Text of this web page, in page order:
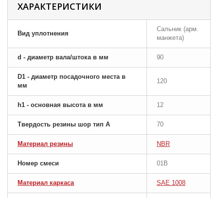
ХАРАКТЕРИСТИКИ
Вид уплотнения
Сальник (арм.
манжета)
d - диаметр вала/штока в мм 90
D1 - диаметр посадочного места в
мм
120
h1 - основная высота в мм 12
Твердость резины шор тип A 70
Материал резины NBR
Номер смеси 01B
Материал каркаса SAE 1008